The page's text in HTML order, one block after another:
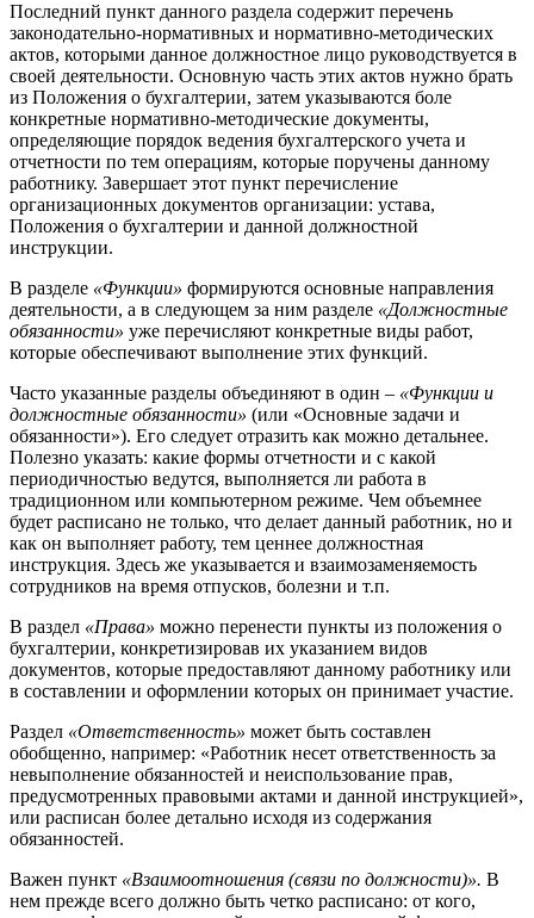
Последний пункт данного раздела содержит перечень
законодательно-нормативных и нормативно-методических
актов, которыми данное должностное лицо руководствуется в
своей деятельности. Основную часть этих актов нужно брать
из Положения о бухгалтерии, затем указываются боле
конкретные нормативно-методические документы,
определяющие порядок ведения бухгалтерского учета и
отчетности по тем операциям, которые поручены данному
работнику. Завершает этот пункт перечисление
организационных документов организации: устава,
Положения о бухгалтерии и данной должностной
инструкции.
В разделе «Функции» формируются основные направления
деятельности, а в следующем за ним разделе «Должностные
обязанности» уже перечисляют конкретные виды работ,
которые обеспечивают выполнение этих функций.
Часто указанные разделы объединяют в один – «Функции и
должностные обязанности» (или «Основные задачи и
обязанности»). Его следует отразить как можно детальнее.
Полезно указать: какие формы отчетности и с какой
периодичностью ведутся, выполняется ли работа в
традиционном или компьютерном режиме. Чем объемнее
будет расписано не только, что делает данный работник, но и
как он выполняет работу, тем ценнее должностная
инструкция. Здесь же указывается и взаимозаменяемость
сотрудников на время отпусков, болезни и т.п.
В раздел «Права» можно перенести пункты из положения о
бухгалтерии, конкретизировав их указанием видов
документов, которые предоставляют данному работнику или
в составлении и оформлении которых он принимает участие.
Раздел «Ответственность» может быть составлен
обобщенно, например: «Работник несет ответственность за
невыполнение обязанностей и неиспользование прав,
предусмотренных правовыми актами и данной инструкцией»,
или расписан более детально исходя из содержания
обязанностей.
Важен пункт «Взаимоотношения (связи по должности)». В
нем прежде всего должно быть четко расписано: от кого,